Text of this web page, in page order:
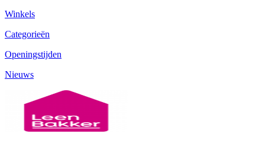
Winkels
Categorieën
Openingstijden
Nieuws